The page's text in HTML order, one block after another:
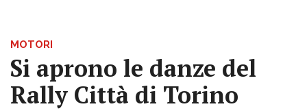
MOTORI
Si aprono le danze del
Rally Città di Torino